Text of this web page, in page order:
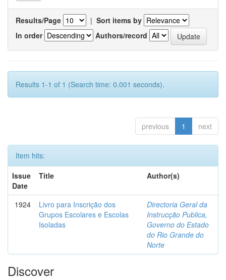
Results/Page | Sort items by
In order
Authors/record
Results 1-1 of 1 (Search time: 0.001 seconds).
previous 1 next
Item hits:
Issue
Date
Title Author(s)
1924
Livro para Inscrição dos
Grupos Escolares e Escolas
Isoladas
Directoria Geral da
Instrucção Publica,
Governo do Estado
do Rio Grande do
Norte
Discover